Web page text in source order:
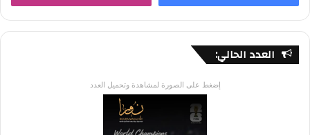
العدد الحالي:
إضغط على الصورة لمشاهدة وتحميل العدد